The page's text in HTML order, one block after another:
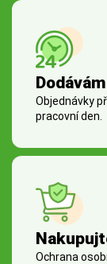
Objednávky
pracovní den.
Ochrana